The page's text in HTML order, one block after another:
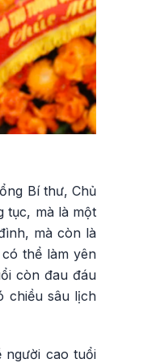
Bí thư, Chủ
tục, mà là một
mà còn là
thể làm yên
còn đau đáu
chiều sâu lịch
người cao tuổi